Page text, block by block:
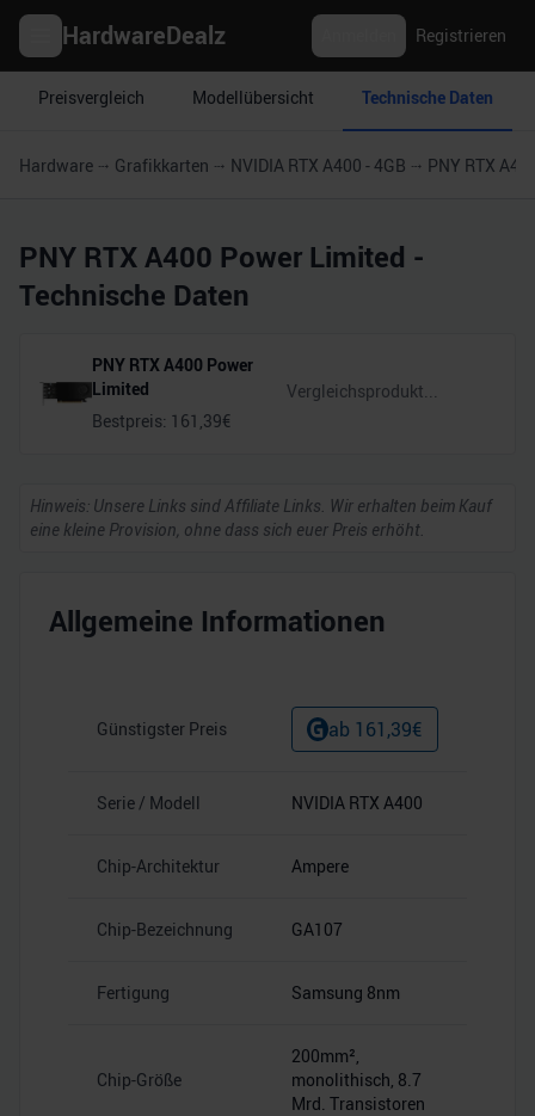
HardwareDealz Registrieren
Preisvergleich Modellübersicht Technische Daten
Hardware Grafikkarten NVIDIA RTX A400 - 4GB PNY RTX
PNY RTX A400 Power Limited -
Technische Daten
PNY RTX A400 Power
Limited
Bestpreis: 161,39€
Hinweis: Unsere Links sind Affiliate Links. Wir erhalten beim Kauf
eine kleine Provision, ohne dass sich euer Preis erhöht.
Allgemeine Informationen
Günstigster Preis ab 161,39€
Serie / Modell NVIDIA RTX A400
Chip-Architektur Ampere
Chip-Bezeichnung GA107
Fertigung Samsung 8nm
Chip-Größe
200mm²,
monolithisch, 8.7
Mrd. Transistoren